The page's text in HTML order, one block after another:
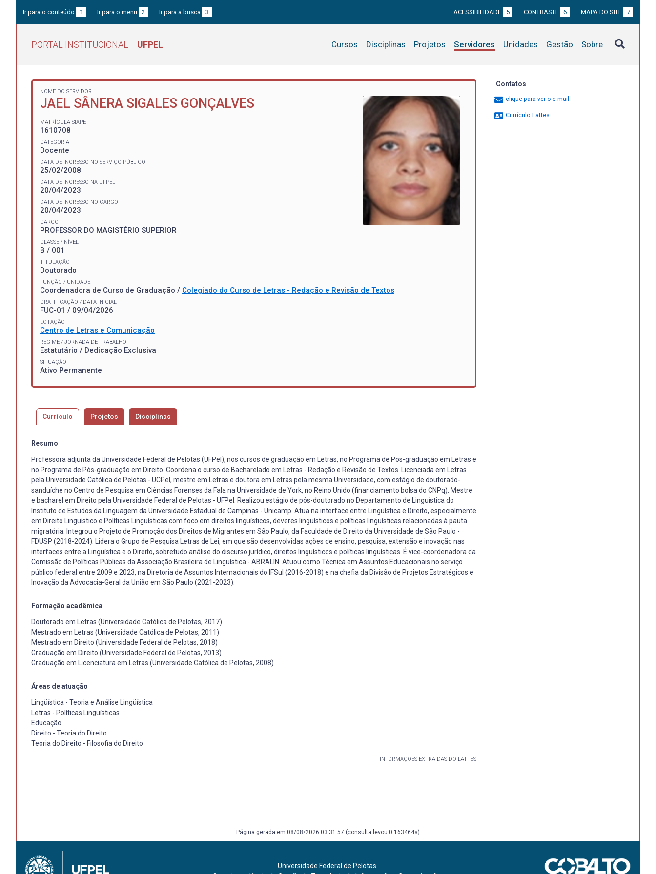
Ir para o conteúdo 1 Ir para o menu 2 Ir para a busca 3 ACESSIBILIDADE 5 CONTRASTE 6 MAPA DO SITE 7
PORTAL INSTITUCIONAL UFPEL Cursos Disciplinas Projetos Servidores Unidades Gestão Sobre
NOME DO SERVIDOR
JAEL SÂNERA SIGALES GONÇALVES
MATRÍCULA SIAPE
1610708
CATEGORIA
Docente
DATA DE INGRESSO NO SERVIÇO PÚBLICO
25/02/2008
DATA DE INGRESSO NA UFPEL
20/04/2023
DATA DE INGRESSO NO CARGO
20/04/2023
CARGO
PROFESSOR DO MAGISTÉRIO SUPERIOR
CLASSE / NÍVEL
B / 001
TITULAÇÃO
Doutorado
FUNÇÃO / UNIDADE
Coordenadora de Curso de Graduação / Colegiado do Curso de Letras - Redação e Revisão de Textos
GRATIFICAÇÃO / DATA INICIAL
FUC-01 / 09/04/2026
LOTAÇÃO
Centro de Letras e Comunicação
REGIME / JORNADA DE TRABALHO
Estatutário / Dedicação Exclusiva
SITUAÇÃO
Ativo Permanente
Currículo Projetos Disciplinas
Resumo
Professora adjunta da Universidade Federal de Pelotas (UFPel), nos cursos de graduação em Letras, no Programa de Pós-graduação em Letras e
no Programa de Pós-graduação em Direito. Coordena o curso de Bacharelado em Letras - Redação e Revisão de Textos. Licenciada em Letras
pela Universidade Católica de Pelotas - UCPel, mestre em Letras e doutora em Letras pela mesma Universidade, com estágio de doutorado-
sanduíche no Centro de Pesquisa em Ciências Forenses da Fala na Universidade de York, no Reino Unido (financiamento bolsa do CNPq). Mestre
e bacharel em Direito pela Universidade Federal de Pelotas - UFPel. Realizou estágio de pós-doutorado no Departamento de Linguística do
Instituto de Estudos da Linguagem da Universidade Estadual de Campinas - Unicamp. Atua na interface entre Linguística e Direito, especialmente
em Direito Linguístico e Políticas Linguísticas com foco em direitos linguísticos, deveres linguísticos e políticas linguísticas relacionadas à pauta
migratória. Integrou o Projeto de Promoção dos Direitos de Migrantes em São Paulo, da Faculdade de Direito da Universidade de São Paulo -
FDUSP (2018-2024). Lidera o Grupo de Pesquisa Letras de Lei, em que são desenvolvidas ações de ensino, pesquisa, extensão e inovação nas
interfaces entre a Linguística e o Direito, sobretudo análise do discurso jurídico, direitos linguísticos e políticas linguísticas. É vice-coordenadora da
Comissão de Políticas Públicas da Associação Brasileira de Linguística - ABRALIN. Atuou como Técnica em Assuntos Educacionais no serviço
público federal entre 2009 e 2023, na Diretoria de Assuntos Internacionais do IFSul (2016-2018) e na chefia da Divisão de Projetos Estratégicos e
Inovação da Advocacia-Geral da União em São Paulo (2021-2023).
Formação acadêmica
Doutorado em Letras (Universidade Católica de Pelotas, 2017)
Mestrado em Letras (Universidade Católica de Pelotas, 2011)
Mestrado em Direito (Universidade Federal de Pelotas, 2018)
Graduação em Direito (Universidade Federal de Pelotas, 2013)
Graduação em Licenciatura em Letras (Universidade Católica de Pelotas, 2008)
Áreas de atuação
Lingüística - Teoria e Análise Lingüística
Letras - Políticas Linguísticas
Educação
Direito - Teoria do Direito
Teoria do Direito - Filosofia do Direito
INFORMAÇÕES EXTRAÍDAS DO LATTES
Contatos
clique para ver o e-mail
Currículo Lattes
Página gerada em 08/08/2026 03:31:57 (consulta levou 0.163464s)
Universidade Federal de Pelotas